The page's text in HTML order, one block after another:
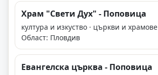
Храм "Свети Дух" - Поповица
култура и изкуство · църкви и храмове
Област: Пловдив
Евангелска църква - Поповица